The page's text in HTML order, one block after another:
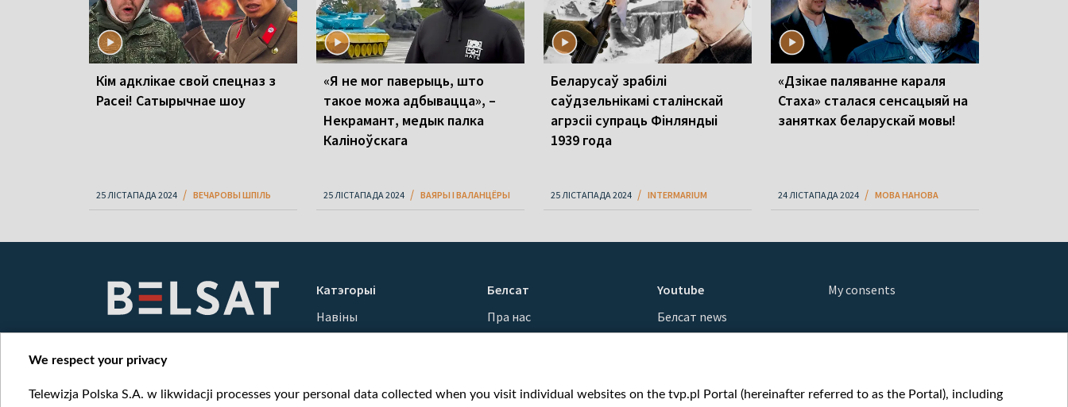
Кім адклікае свой спецназ з
Расеі! Сатырычнае шоу
25 ЛІСТАПАДА 2024 ВЕЧАРОВЫ ШПІЛЬ
«Я не мог паверыць, што
такое можа адбывацца», –
Некрамант, медык палка
Каліноўскага
25 ЛІСТАПАДА 2024 ВАЯРЫ І ВАЛАНЦЁРЫ
Беларусаў зрабілі
саўдзельнікамі сталінскай
агрэсіі супраць Фінляндыі
1939 года
25 ЛІСТАПАДА 2024 INTERMARIUM
«Дзікае паляванне караля
Стаха» сталася сенсацыяй на
занятках беларускай мовы!
24 ЛІСТАПАДА 2024 МОВА НАНОВА
Катэгорыі
Навіны
Вайна
Белсат
Пра нас
Кантакты
Як нас глядзець
Youtube
Белсат news
Белсат Shorts
Belsat English
My consents
We respect your privacy
Telewizja Polska S.A. w likwidacji processes your personal data collected when you visit individual websites on the tvp.pl Portal (hereinafter referred to as the Portal), including